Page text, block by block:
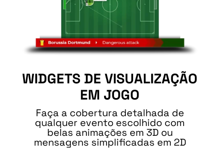
WIDGETS DE VISUALIZAÇÃO
EM JOGO
Faça a cobertura detalhada de
qualquer evento escolhido com
belas animações em 3D ou
mensagens simplificadas em 2D